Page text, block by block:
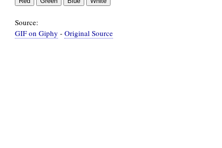
Source:
GIF on Giphy - Original Source